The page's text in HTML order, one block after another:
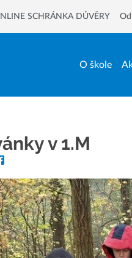
O škole
SCHRÁNKA DŮVĚRY
v 1.M